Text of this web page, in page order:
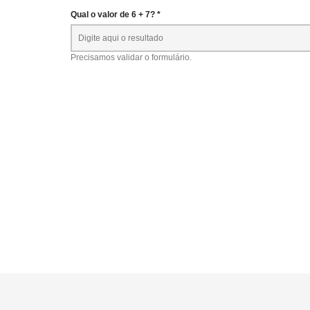
Qual o valor de 6 + 7? *
Precisamos validar o formulário.